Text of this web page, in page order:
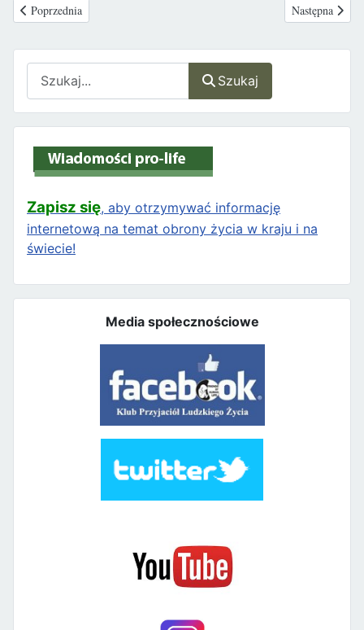
Szukaj
Zapisz się, aby otrzymywać informację
internetową na temat obrony życia w kraju i na
świecie!
Media społecznościowe
Poprzednia strona: Vademecum wyborcze katolika – dokument Rady ds.
Poprzednia Następna
Następna